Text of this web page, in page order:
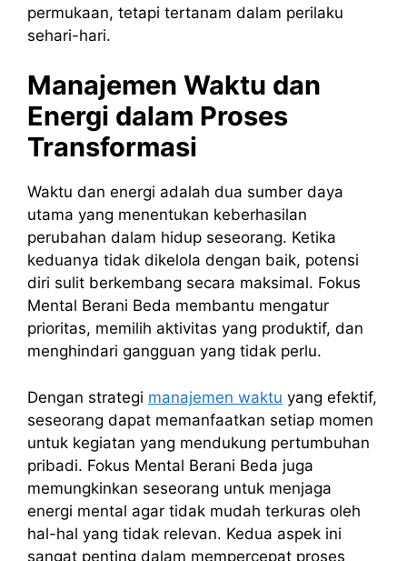
permukaan, tetapi tertanam dalam perilaku
sehari-hari.
Manajemen Waktu dan
Energi dalam Proses
Transformasi
Waktu dan energi adalah dua sumber daya
utama yang menentukan keberhasilan
perubahan dalam hidup seseorang. Ketika
keduanya tidak dikelola dengan baik, potensi
diri sulit berkembang secara maksimal. Fokus
Mental Berani Beda membantu mengatur
prioritas, memilih aktivitas yang produktif, dan
menghindari gangguan yang tidak perlu.
Dengan strategi manajemen waktu yang efektif,
seseorang dapat memanfaatkan setiap momen
untuk kegiatan yang mendukung pertumbuhan
pribadi. Fokus Mental Berani Beda juga
memungkinkan seseorang untuk menjaga
energi mental agar tidak mudah terkuras oleh
hal-hal yang tidak relevan. Kedua aspek ini
sangat penting dalam mempercepat proses